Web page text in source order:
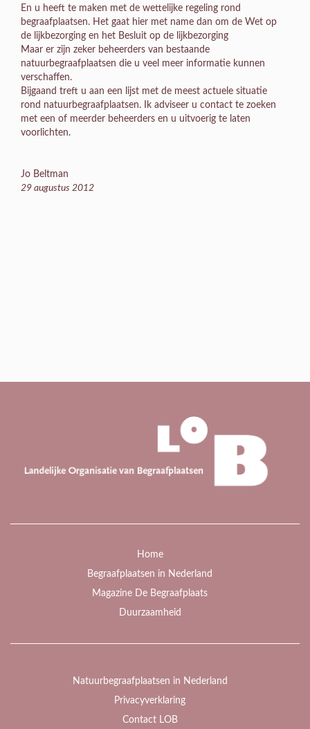
En u heeft te maken met de wettelijke regeling rond
begraafplaatsen. Het gaat hier met name dan om de Wet op
de lijkbezorging en het Besluit op de lijkbezorging
Maar er zijn zeker beheerders van bestaande
natuurbegraafplaatsen die u veel meer informatie kunnen
verschaffen.
Bijgaand treft u aan een lijst met de meest actuele situatie
rond natuurbegraafplaatsen. Ik adviseer u contact te zoeken
met een of meerder beheerders en u uitvoerig te laten
voorlichten.
Jo Beltman
29 augustus 2012
Home
Begraafplaatsen in Nederland
Magazine De Begraafplaats
Duurzaamheid
Natuurbegraafplaatsen in Nederland
Privacyverklaring
Contact LOB